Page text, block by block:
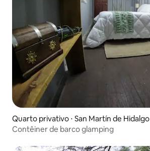
Quarto privativo ⋅ San Martín de Hidalgo
Contêiner de barco glamping